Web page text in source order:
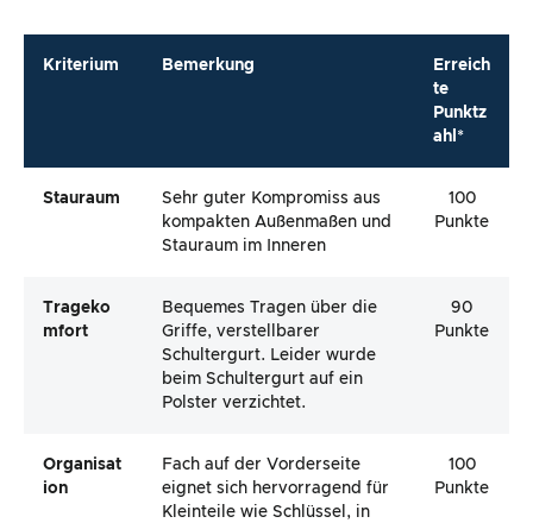
Kriterium Bemerkung
Erreich
te
Punktz
ahl*
Stauraum
Sehr guter Kompromiss aus
kompakten Außenmaßen und
Stauraum im Inneren
100
Punkte
Trageko
Mfort
Bequemes Tragen über die
Griffe, verstellbarer
Schultergurt. Leider wurde
beim Schultergurt auf ein
Polster verzichtet.
90
Punkte
Organisat
Ion
Fach auf der Vorderseite
eignet sich hervorragend für
Kleinteile wie Schlüssel, in
100
Punkte